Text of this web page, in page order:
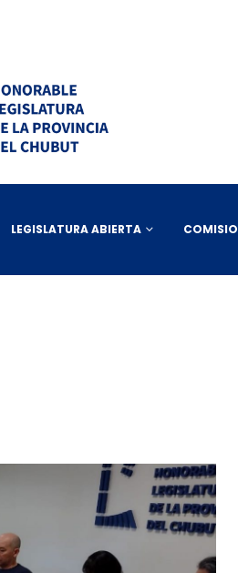
LEGISLATURA ABIERTA